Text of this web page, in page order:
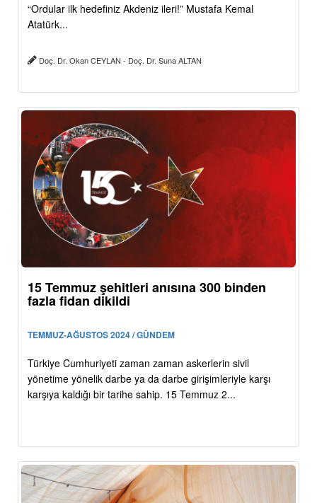
“Ordular ilk hedefiniz Akdeniz ileri!” Mustafa Kemal
Atatürk...
Doç. Dr. Okan CEYLAN - Doç. Dr. Suna ALTAN
15 Temmuz şehitleri anısına 300 binden
fazla fidan dikildi
TEMMUZ-AĞUSTOS 2024 / GÜNDEM
Türkiye Cumhuriyeti zaman zaman askerlerin sivil
yönetime yönelik darbe ya da darbe girişimleriyle karşı
karşıya kaldığı bir tarihe sahip. 15 Temmuz 2...